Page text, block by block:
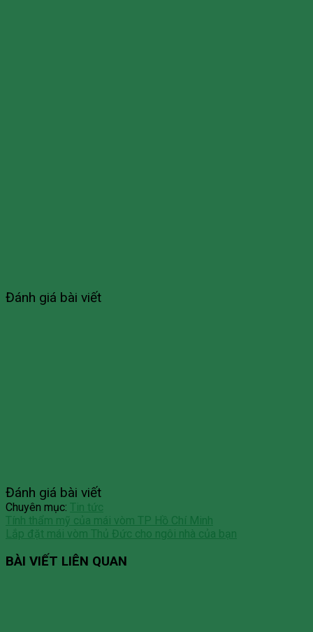
Đánh giá bài viết
Đánh giá bài viết
Chuyên mục: Tin tức
Tính thẩm mỹ của mái vòm TP Hồ Chí Minh
Lắp đặt mái vòm Thủ Đức cho ngôi nhà của bạn
BÀI VIẾT LIÊN QUAN